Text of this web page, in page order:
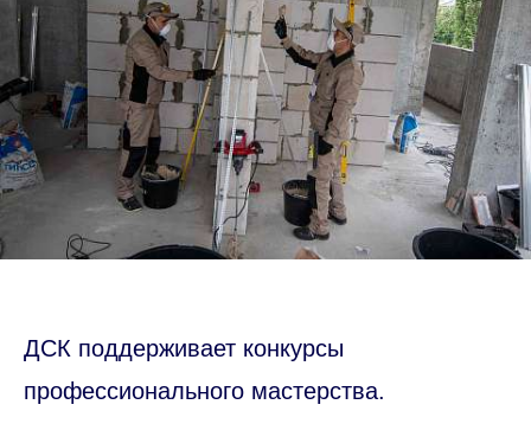
ДСК поддерживает конкурсы
профессионального мастерства.